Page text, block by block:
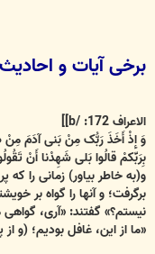
برخی آیات و
الاعراف 172: /b]]
وَ إِذْ أَخَذَ رَبُّک مِنْ بَنی‏ آدَمَ
بِرَبِّکمْ قالُوا بَلى‏ شَهِدْنا أَنْ
و(به خاطر بیاور) زمانی را که
برگرفت؛ و آنها را گواه بر
نیستم؟» گفتند: «آری،
«ما از این، غافل بودیم؛ (و از